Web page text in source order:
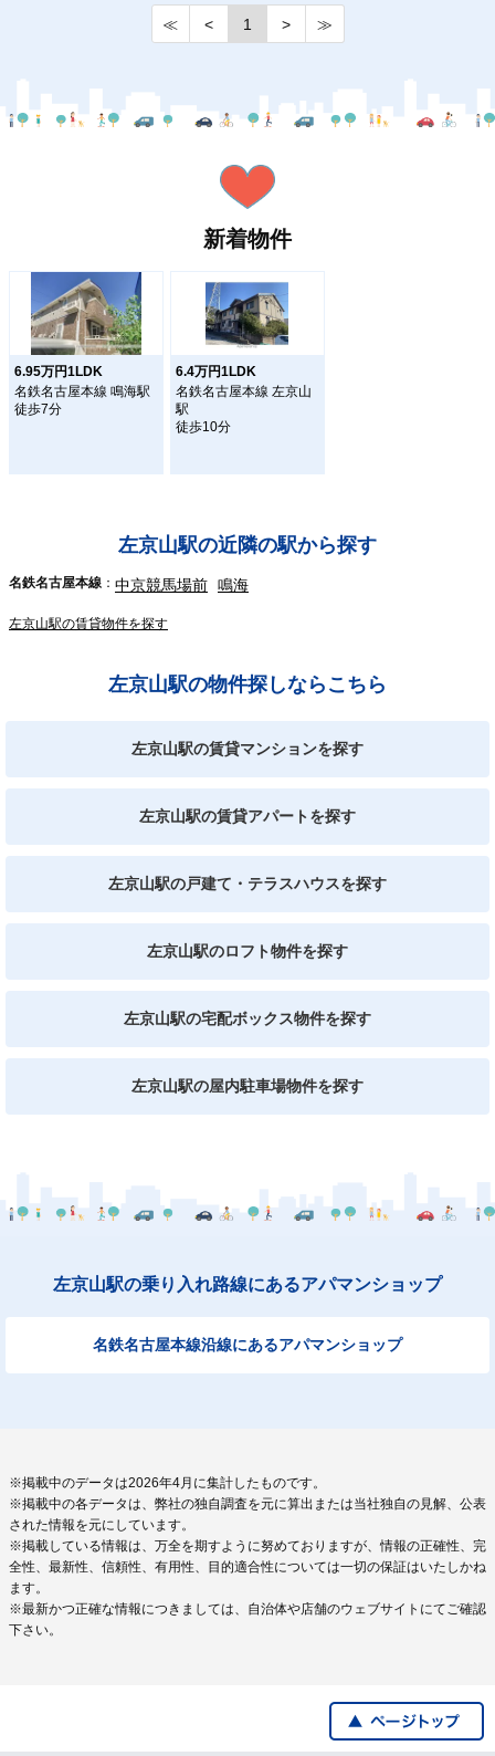
≪ < 1 > ≫
新着物件
6.95万円1LDK
名鉄名古屋本線 鳴海駅
徒歩7分
6.4万円1LDK
名鉄名古屋本線 左京山
駅
徒歩10分
左京山駅の近隣の駅から探す
名鉄名古屋本線 中京競馬場前 鳴海
左京山駅の賃貸物件を探す
左京山駅の物件探しならこちら
左京山駅の賃貸マンションを探す
左京山駅の賃貸アパートを探す
左京山駅の戸建て・テラスハウスを探す
左京山駅のロフト物件を探す
左京山駅の宅配ボックス物件を探す
左京山駅の屋内駐車場物件を探す
左京山駅の乗り入れ路線にあるアパマンショップ
名鉄名古屋本線沿線にあるアパマンショップ
※掲載中のデータは2026年4月に集計したものです。
※掲載中の各データは、弊社の独自調査を元に算出または当社独自の見解、公表
された情報を元にしています。
※掲載している情報は、万全を期すように努めておりますが、情報の正確性、完
全性、最新性、信頼性、有用性、目的適合性については一切の保証はいたしかね
ます。
※最新かつ正確な情報につきましては、自治体や店舗のウェブサイトにてご確認
下さい。